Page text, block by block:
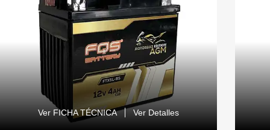
Ver FICHA TÉCNICA Ver Detalles